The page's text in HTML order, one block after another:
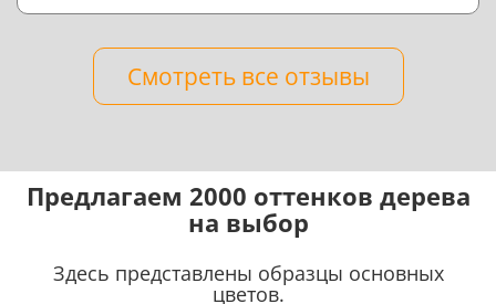
Смотреть все отзывы
Предлагаем 2000 оттенков дерева
на выбор
Здесь представлены образцы основных
цветов.